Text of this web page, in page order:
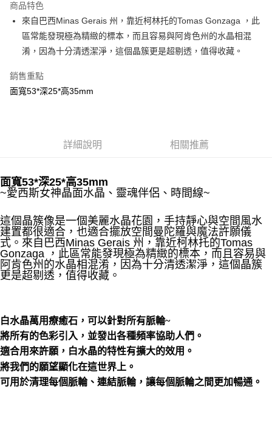
Apple Pay
街口支付
ATM付款
每筆NT$80，滿NT$3,000(含以上)免運費
每筆NT$80，滿NT$3,000(含以上)免運費
每筆NT$80，滿NT$3,000(含以上)免運費
郵局幫你送（離島）
每筆NT$80，滿NT$3,000(含以上)免運費
商品特色
來自巴西Minas Gerais 州，靠近柯林托的Tomas Gonzaga ，此
區常能發現極為精緻的標本，而且容易與阿肯色州的水晶相混
淆，因為十分清透潔淨，這個晶簇更是超剔透，值得收藏。
銷售重點
面寬53*深25*高35mm
詳細說明 相關推薦
面寬53*深25*高35mm
~愛西斯女神晶面水晶、靈魂伴侶、時間線~
這個晶簇像是一個美麗水晶花園，手持靜心與空間風水
建置都很適合，也適合擺放空間曼陀羅與魔法許願儀
式。來自巴西Minas Gerais 州，靠近柯林托的Tomas
Gonzaga ，此區常能發現極為精緻的標本，而且容易與
阿肯色州的水晶相混淆，因為十分清透潔淨，這個晶簇
更是超剔透，值得收藏。
白水晶萬用療癒石，可以針對所有脈輪~
將所有的色彩引入，並發出各種頻率協助人們。
適合用來許願，白水晶的特性有擴大的效用。
將我們的願望顯化在這世界上。
可用於清理每個脈輪、連結脈輪，讓每個脈輪之間更加暢通。